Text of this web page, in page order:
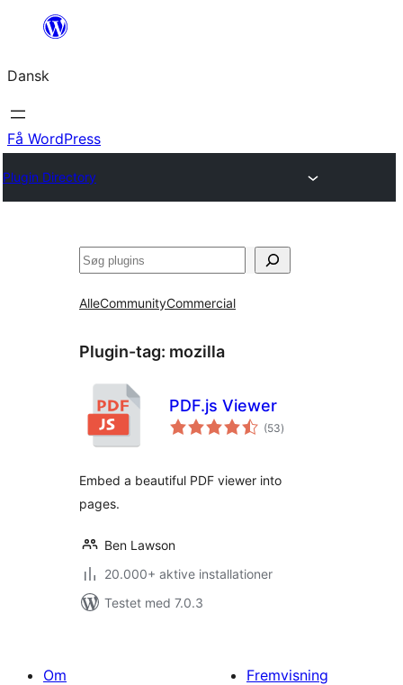
Spring
indhold
Dansk
Få WordPress
Plugin Directory
Søg
AlleCommunityCommercial
Plugin-tag: mozilla
PDF.js Viewer
(53totale
bedømmelser
)
Embed a beautiful PDF viewer into
pages.
Ben Lawson
20.000+ aktive installationer
Testet med 7.0.3
Om
Fremvisning